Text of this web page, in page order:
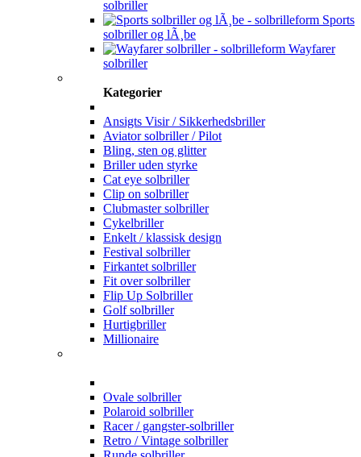
solbriller
Sports
solbriller og lÃ¸be
Wayfarer
solbriller
Kategorier
Ansigts Visir / Sikkerhedsbriller
Aviator solbriller / Pilot
Bling, sten og glitter
Briller uden styrke
Cat eye solbriller
Clip on solbriller
Clubmaster solbriller
Cykelbriller
Enkelt / klassisk design
Festival solbriller
Firkantet solbriller
Fit over solbriller
Flip Up Solbriller
Golf solbriller
Hurtigbriller
Millionaire
Ovale solbriller
Polaroid solbriller
Racer / gangster-solbriller
Retro / Vintage solbriller